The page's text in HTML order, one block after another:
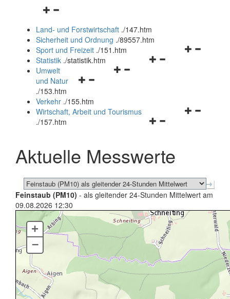
Navigationsmenü
und
schließen
Land- und Forstwirtschaft ./147.htm
Sicherheit und Ordnung ./89557.htm
Navigationsmenü
Sport und Freizeit ./151.htm
Navigationsmenü
Statistik ./statistik.htm
Navigationsmenü
und
schließen
Umwelt
und Natur
./153.htm
Verkehr ./155.htm
Navigationsmenü
schließen
Wirtschaft, Arbeit und Tourismus
./157.htm
Aktuelle Messwerte
Feinstaub (PM10) - als gleitender 24-Stunden Mittelwert am
09.08.2026 12:30
+
–